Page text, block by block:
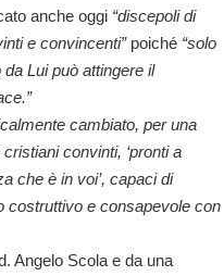
anche oggi “discepoli di
e convincenti” poiché “solo
Lui può attingere il
cambiato, per una
cristiani convinti, ‘pronti a
che è in voi’, capaci di
costruttivo e consapevole con
Angelo Scola e da una